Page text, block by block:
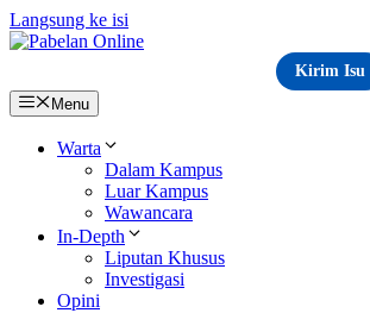
Langsung ke isi
Kirim Isu
Menu
Warta
Dalam Kampus
Luar Kampus
Wawancara
In-Depth
Liputan Khusus
Investigasi
Opini